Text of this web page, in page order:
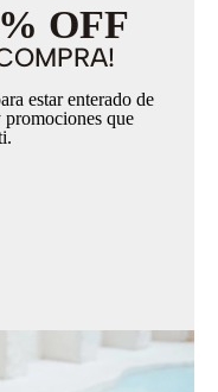
OFF
estar enterado de
promociones que